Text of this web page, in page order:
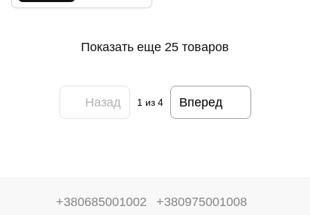
Показать еще 25 товаров
Назад 1 из 4 Вперед
+380685001002 +380975001008